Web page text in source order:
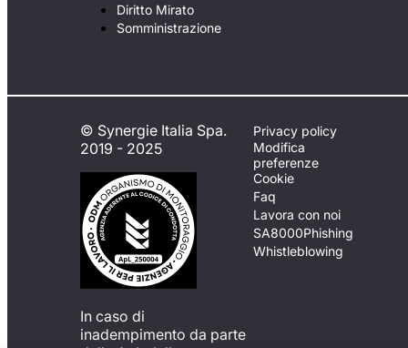
Diritto Mirato
Somministrazione
© Synergie Italia Spa.
2019 - 2025
In caso di
inadempimento da parte
Privacy policy
Modifica
preferenze
Cookie
Faq
Lavora con noi
SA8000Phishing
Whistleblowing